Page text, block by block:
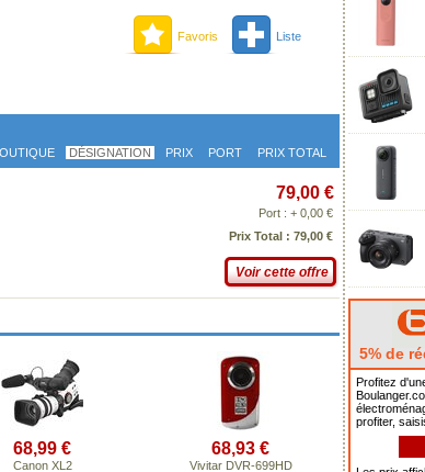
Favoris Liste
DÉSIGNATION PRIX PORT PRIX TOTAL
79,00 €
Port : + 0,00 €
Prix Total : 79,00 €
Voir cette offre
68,99 €
Canon XL2
68,93 €
Vivitar DVR-699HD
5% de
Profitez
profiter,